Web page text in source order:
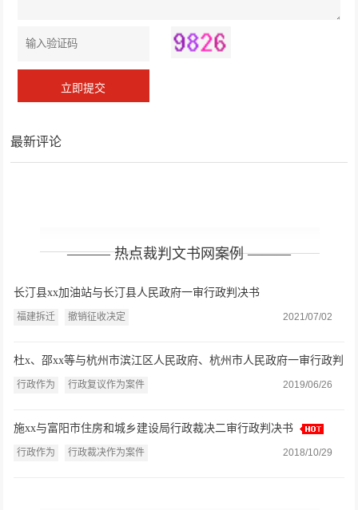
最新评论
——— 热点裁判文书网案例 ———
长汀县xx加油站与长汀县人民政府一审行政判决书
福建拆迁 撤销征收决定 2021/07/02
杜x、邵xx等与杭州市滨江区人民政府、杭州市人民政府一审行政判
决书
行政作为 行政复议作为案件 2019/06/26
施xx与富阳市住房和城乡建设局行政裁决二审行政判决书
行政作为 行政裁决作为案件 2018/10/29